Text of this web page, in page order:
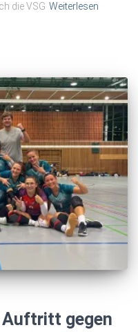
die VSG Weiterlesen
Auftritt gegen